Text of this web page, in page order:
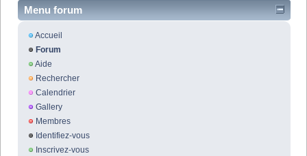
Menu forum
Accueil
Forum
Aide
Rechercher
Calendrier
Gallery
Membres
Identifiez-vous
Inscrivez-vous